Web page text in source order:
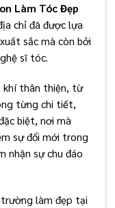
Làm Tóc Đẹp
chỉ đã được lựa
sắc mà còn bởi
sĩ tóc.
khí thân thiện, từ
từng chi tiết,
biệt, nơi mà
sự đổi mới trong
nhận sự chu đáo
làm đẹp tại